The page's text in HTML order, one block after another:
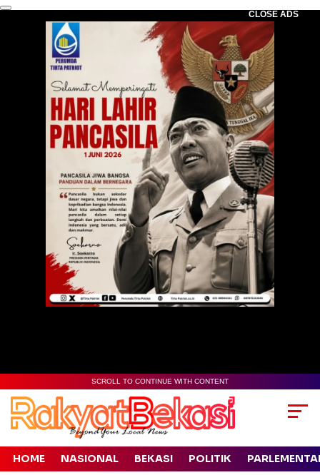
CLOSE ADS
SCROLL TO CONTINUE WITH CONTENT
HOME NASIONAL BEKASI POLITIK